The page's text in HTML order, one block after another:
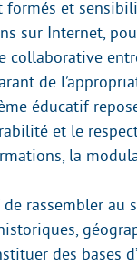
et
sur Internet,
collaborative
de
éducatif
et le
la
rassembler au
des bases